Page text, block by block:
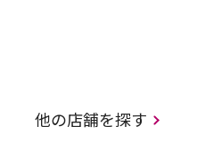
他の店舗を探す